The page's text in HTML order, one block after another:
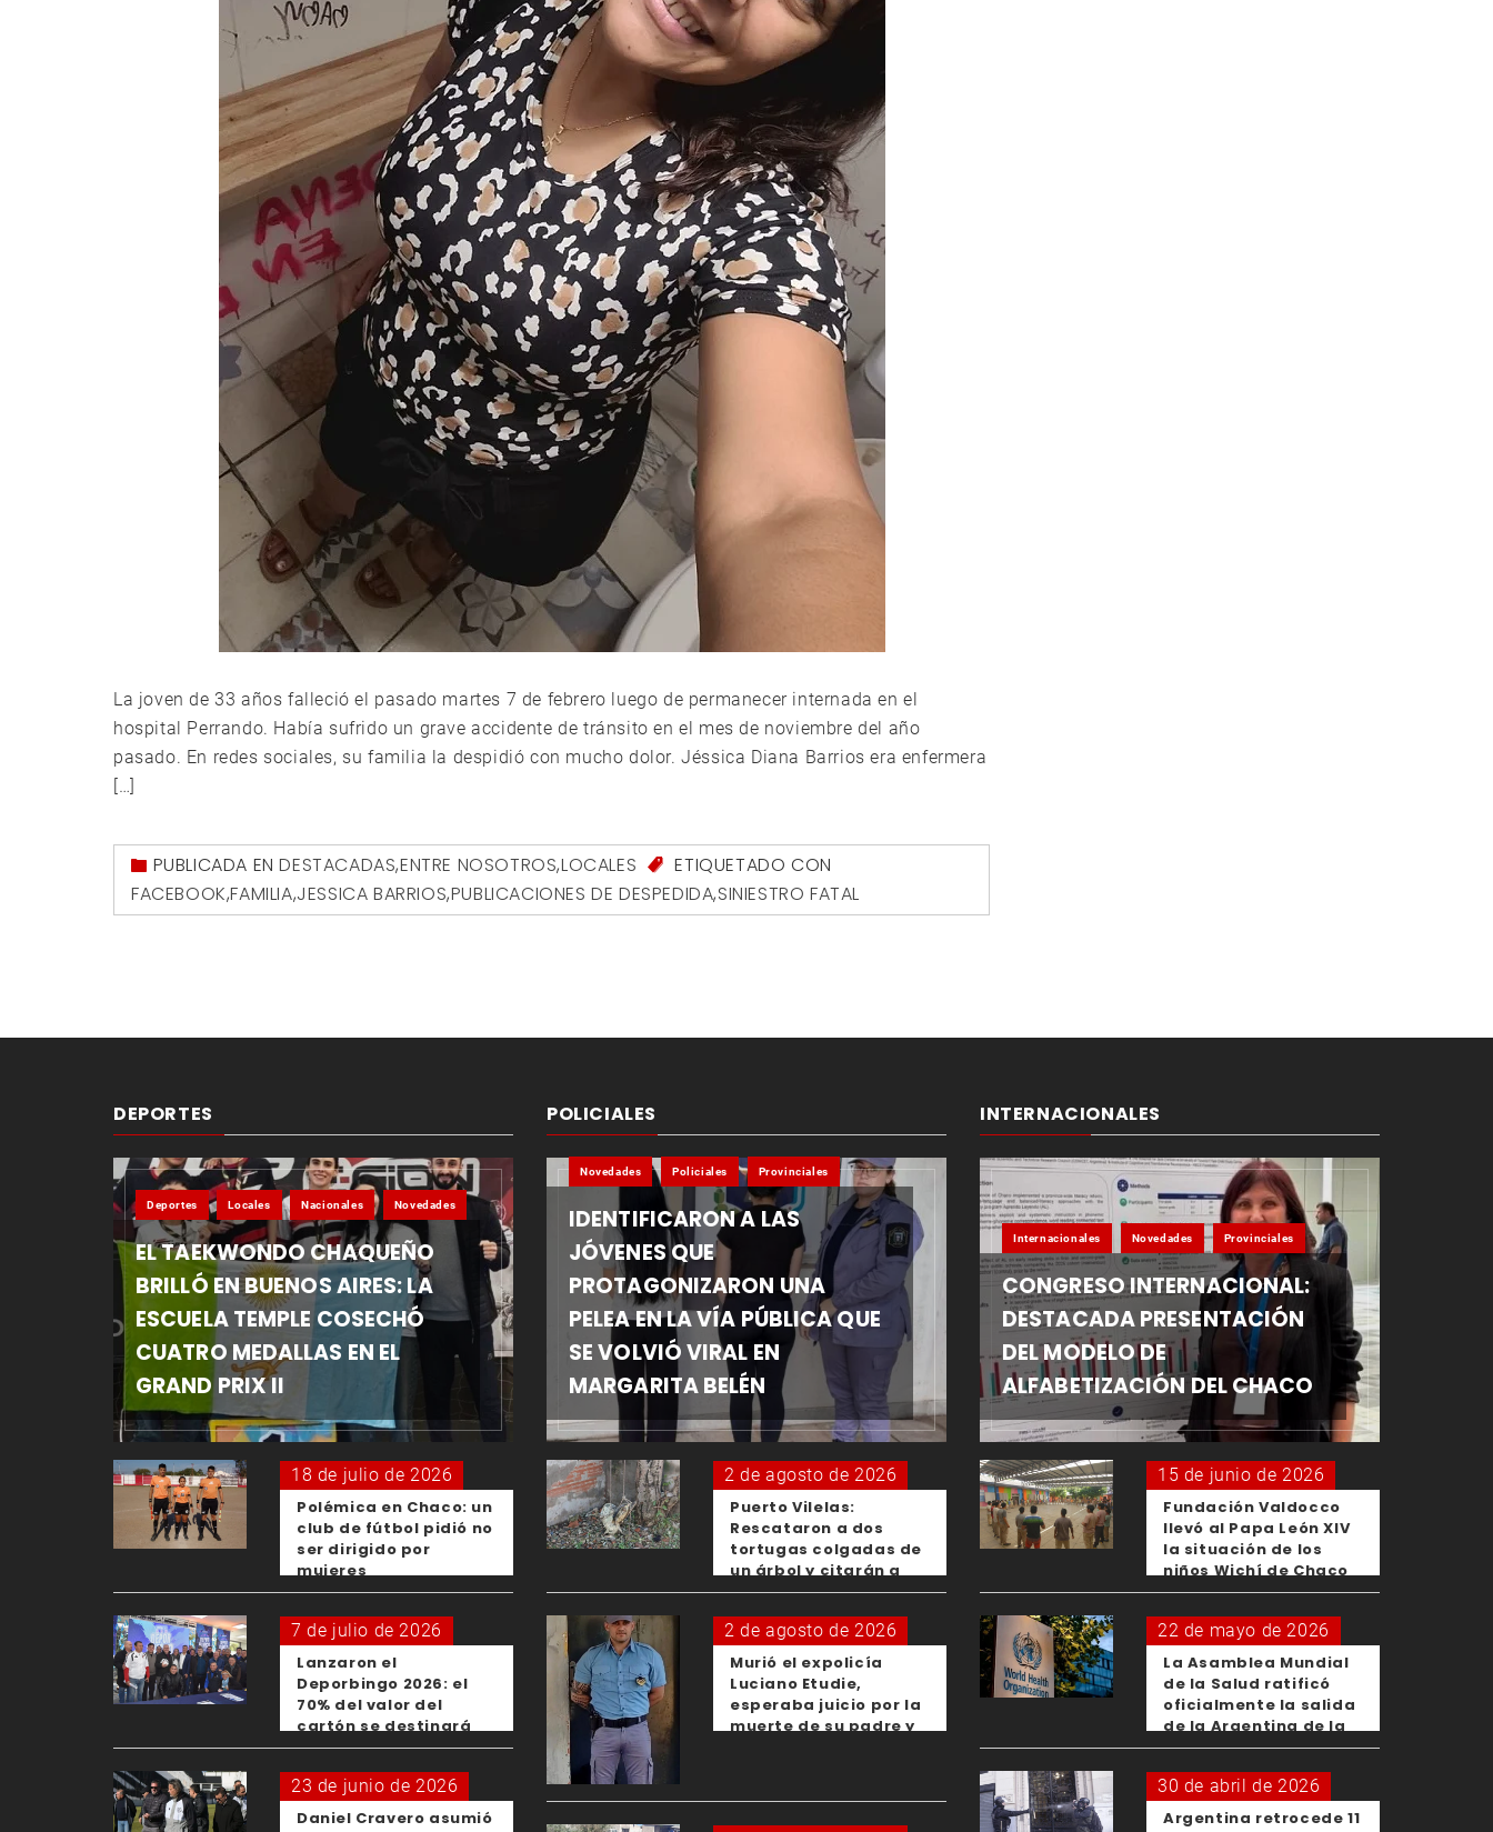
La joven de 33 años falleció el pasado martes 7 de febrero luego de permanecer internada en el
hospital Perrando. Había sufrido un grave accidente de tránsito en el mes de noviembre del año
pasado. En redes sociales, su familia la despidió con mucho dolor. Jéssica Diana Barrios era enfermera
[…]
PUBLICADA ENDESTACADAS,ENTRE NOSOTROS,LOCALES
ETIQUETADO CON
FACEBOOK,FAMILIA,JESSICA BARRIOS,PUBLICACIONES DE DESPEDIDA,SINIESTRO FATAL
DEPORTES
Deportes Locales Nacionales Novedades
EL TAEKWONDO CHAQUEÑO
BRILLÓ EN BUENOS AIRES: LA
ESCUELA TEMPLE COSECHÓ
CUATRO MEDALLAS EN EL
GRAND PRIX II
18 de julio de 2026
Polémica en Chaco: un
club de fútbol pidió no
ser dirigido por
mujeres
7 de julio de 2026
Lanzaron el
Deporbingo 2026: el
70% del valor del
cartón se destinará
para los clubes
23 de junio de 2026
Daniel Cravero asumió
POLICIALES
Novedades Policiales Provinciales
IDENTIFICARON A LAS
JÓVENES QUE
PROTAGONIZARON UNA
PELEA EN LA VÍA PÚBLICA QUE
SE VOLVIÓ VIRAL EN
MARGARITA BELÉN
2 de agosto de 2026
Puerto Vilelas:
Rescataron a dos
tortugas colgadas de
un árbol y citarán a
los padres de los
menores responsables
2 de agosto de 2026
Murió el expolicía
Luciano Etudie,
esperaba juicio por la
muerte de su padre y
INTERNACIONALES
Internacionales Novedades Provinciales
CONGRESO INTERNACIONAL:
DESTACADA PRESENTACIÓN
DEL MODELO DE
ALFABETIZACIÓN DEL CHACO
15 de junio de 2026
Fundación Valdocco
llevó al Papa León XIV
la situación de los
niños Wichí de Chaco
22 de mayo de 2026
La Asamblea Mundial
de la Salud ratificó
oficialmente la salida
de la Argentina de la
OMS
30 de abril de 2026
Argentina retrocede 11